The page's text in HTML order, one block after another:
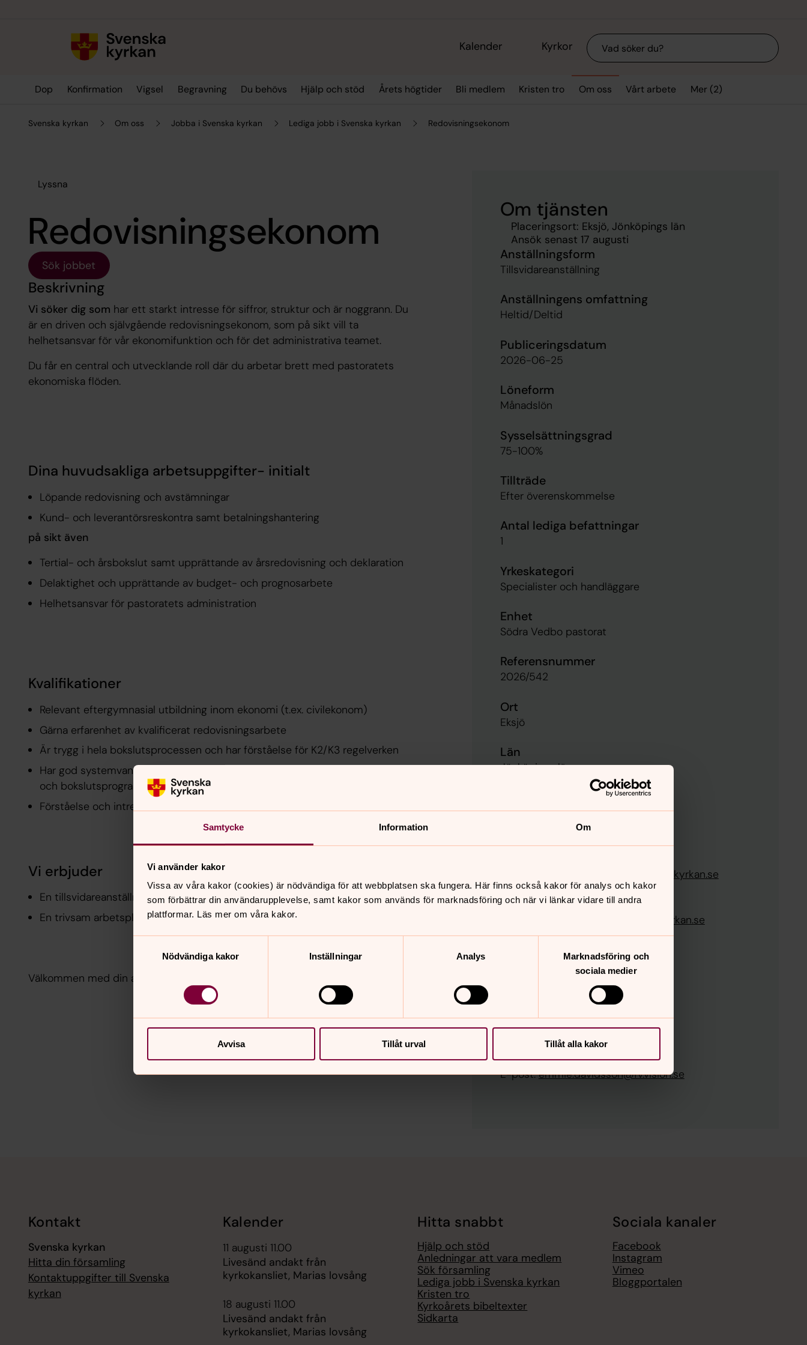
Samtycke Information Om
Vi använder kakor
Vissa av våra kakor (cookies) är nödvändiga för att webbplatsen ska fungera. Här finns också kakor för analys och kakor
som förbättrar din användarupplevelse, samt kakor som används för marknadsföring och när vi länkar vidare till andra
plattformar. Läs mer om våra kakor.
Nödvändiga kakor
Inställningar Analys
Marknadsföring och
sociala medier
Avvisa Tillåt urval Tillåt alla kakor
Kalender Kyrkor Sök
Dop Konfirmation Vigsel Begravning Du behövs Hjälp och stöd Årets högtider Bli medlem Kristen tro Om oss Vårt arbete Mer (2)
Svenska kyrkan Om oss Jobba i Svenska kyrkan Lediga jobb i Svenska kyrkan Redovisningsekonom
Lyssna
Redovisningsekonom
Sök jobbet
Beskrivning
Vi söker dig som har ett starkt intresse för siffror, struktur och är noggrann. Du
är en driven och självgående redovisningsekonom, som på sikt vill ta
helhetsansvar för vår ekonomifunktion och för det administrativa teamet.
Du får en central och utvecklande roll där du arbetar brett med pastoratets
ekonomiska flöden.
Dina huvudsakliga arbetsuppgifter- initialt
Löpande redovisning och avstämningar
Kund- och leverantörsreskontra samt betalningshantering
på sikt även
Tertial- och årsbokslut samt upprättande av årsredovisning och deklaration
Delaktighet och upprättande av budget- och prognosarbete
Helhetsansvar för pastoratets administration
Kvalifikationer
Relevant eftergymnasial utbildning inom ekonomi (t.ex. civilekonom)
Gärna erfarenhet av kvalificerat redovisningsarbete
Är trygg i hela bokslutsprocessen och har förståelse för K2/K3 regelverken
Har god systemvana. För tillfället arbetar vi med redovisning i Eniac Aveny
och bokslutsprogram fr.o.m. 2026 blir Capego bokslut.
Förståelse och intresse för Svenska kyrkans uppdrag och verksamhet.
Vi erbjuder
En tillsvidareanställning, 75-100 %
En trivsam arbetsplats i ett gott gäng med placering i Eksjö, Kyrkbacksgården
Välkommen med din ansökan, med CV och personligt brev,
Om tjänsten
Placeringsort: Eksjö, Jönköpings län
Ansök senast 17 augusti
Anställningsform
Tillsvidareanställning
Anställningens omfattning
Heltid/Deltid
Publiceringsdatum
2026-06-25
Löneform
Månadslön
Sysselsättningsgrad
75-100%
Tillträde
Efter överenskommelse
Antal lediga befattningar
1
Yrkeskategori
Specialister och handläggare
Enhet
Södra Vedbo pastorat
Referensnummer
2026/542
Ort
Eksjö
Län
Jönköpings län
Sverige
Git Skoug Olausson
git.skougolausson@svenskakyrkan.se
Carl Cedermark
0381-662320
carl.cedermark@svenskakyrkan.se
Södra Vedbo pastorat
Fackliga företrädare
Emmie Davidsson (Vision)
Telefon:0495-23854
E-post:emmie.davidsson@fv.vision.se
Kontakt
Svenska kyrkan
Hitta din församling
Kontaktuppgifter till Svenska
kyrkan
Kalender
11 augusti 11.00
Livesänd andakt från
kyrkokansliet, Marias lovsång
18 augusti 11.00
Livesänd andakt från
kyrkokansliet, Marias lovsång
Hitta snabbt
Hjälp och stöd
Anledningar att vara medlem
Sök församling
Lediga jobb i Svenska kyrkan
Kristen tro
Kyrkoårets bibeltexter
Sidkarta
Sociala kanaler
Facebook
Instagram
Vimeo
Bloggportalen